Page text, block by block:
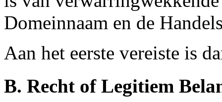
Domeinnaam en de
Aan het eerste vereiste is
B. Recht of Legitiem